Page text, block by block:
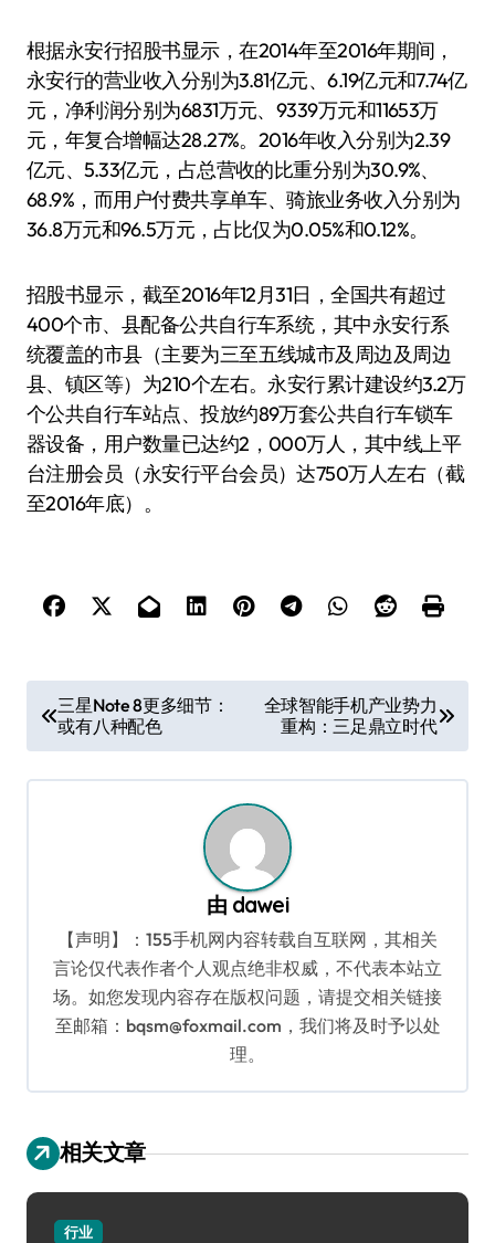
根据永安行招股书显示，在2014年至2016年期间，
永安行的营业收入分别为3.81亿元、6.19亿元和7.74亿
元，净利润分别为6831万元、9339万元和11653万
元，年复合增幅达28.27%。2016年收入分别为2.39
亿元、5.33亿元，占总营收的比重分别为30.9%、
68.9%，而用户付费共享单车、骑旅业务收入分别为
36.8万元和96.5万元，占比仅为0.05%和0.12%。
招股书显示，截至2016年12月31日，全国共有超过
400个市、县配备公共自行车系统，其中永安行系
统覆盖的市县（主要为三至五线城市及周边及周边
县、镇区等）为210个左右。永安行累计建设约3.2万
个公共自行车站点、投放约89万套公共自行车锁车
器设备，用户数量已达约2，000万人，其中线上平
台注册会员（永安行平台会员）达750万人左右（截
至2016年底）。
章
导
三星Note 8更多细节：
或有八种配色
全球智能手机产业势力
重构：三足鼎立时代
由 dawei
【声明】：155手机网内容转载自互联网，其相关
言论仅代表作者个人观点绝非权威，不代表本站立
场。如您发现内容存在版权问题，请提交相关链接
至邮箱：bqsm@foxmail.com，我们将及时予以处
理。
相关文章
行业